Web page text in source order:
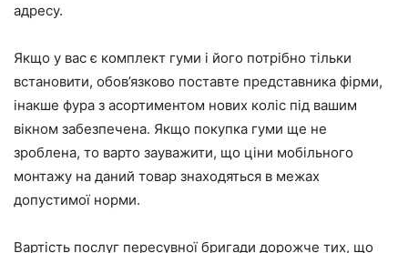
адресу.
Якщо у вас є комплект гуми і його потрібно тільки
встановити, обов’язково поставте представника фірми,
інакше фура з асортиментом нових коліс під вашим
вікном забезпечена. Якщо покупка гуми ще не
зроблена, то варто зауважити, що ціни мобільного
монтажу на даний товар знаходяться в межах
допустимої норми.
Вартість послуг пересувної бригади дорожче тих, що